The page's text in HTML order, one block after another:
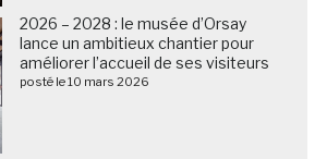
2026 – 2028 : le musée d’Orsay
lance un ambitieux chantier pour
améliorer l’accueil de ses visiteurs
posté le 10 mars 2026